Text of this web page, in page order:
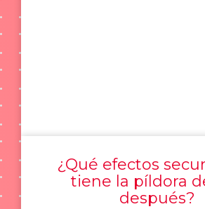
¿Qué efectos
tiene la píldora
después?